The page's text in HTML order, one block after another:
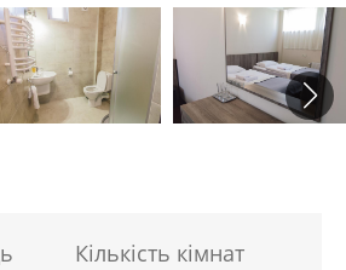
Кількість кімнат